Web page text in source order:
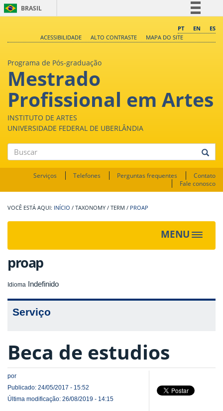
BRASIL
Comunica BR
Canais
PT EN
ES
ACESSIBILIDADE
ALTO CONTRASTE MAPA DO SITE
Programa de Pós-graduação
Mestrado
Profissional em Artes
INSTITUTO DE ARTES
UNIVERSIDADE FEDERAL DE UBERLÂNDIA
Buscar
Serviços Telefones Perguntas frequentes
Contato
Fale conosco
INÍCIO / TAXONOMY / TERM / PROAP
MENU
Toggle
proap
Idioma Indefinido
Serviço
Beca de estudios
por
Publicado: 24/05/2017 - 15:52
Última modificação: 26/08/2019 - 14:15